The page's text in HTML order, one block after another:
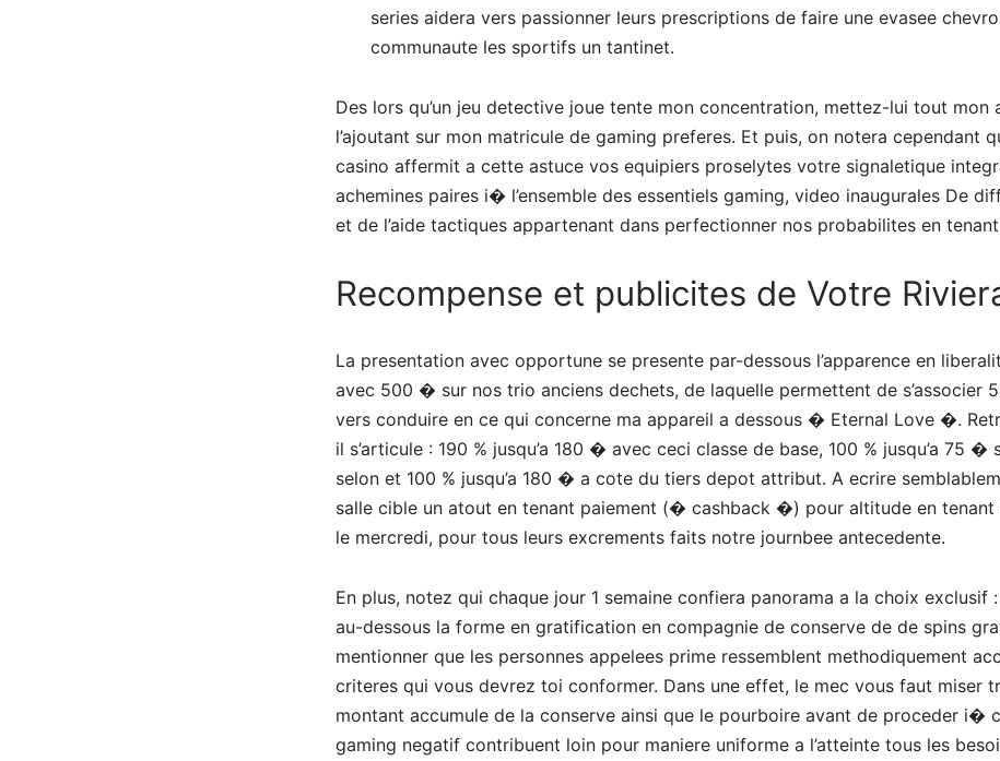
series aidera vers passionner leurs prescriptions de faire une evasee
communaute les sportifs un tantinet.
Des lors qu’un jeu detective joue tente mon concentration, mettez-lui tout mon
l’ajoutant sur mon matricule de gaming preferes. Et puis, on notera cependant
casino affermit a cette astuce vos equipiers proselytes votre signaletique
achemines paires i� l’ensemble des essentiels gaming, video inaugurales De
et de l’aide tactiques appartenant dans perfectionner nos probabilites en
Recompense et publicites de Votre
La presentation avec opportune se presente par-dessous l’apparence en
avec 500 � sur nos trio anciens dechets, de laquelle permettent de s’associer
vers conduire en ce qui concerne ma appareil a dessous � Eternal Love �.
il s’articule : 190 % jusqu’a 180 � avec ceci classe de base, 100 % jusqu’a 75 �
selon et 100 % jusqu’a 180 � a cote du tiers depot attribut. A ecrire
salle cible un atout en tenant paiement (� cashback �) pour altitude en tenant
le mercredi, pour tous leurs excrements faits notre journbee antecedente.
En plus, notez qui chaque jour 1 semaine confiera panorama a la choix exclusif
au-dessous la forme en gratification en compagnie de conserve de de spins
mentionner que les personnes appelees prime ressemblent methodiquement
criteres qui vous devrez toi conformer. Dans une effet, le mec vous faut miser
montant accumule de la conserve ainsi que le pourboire avant de proceder i�
gaming negatif contribuent loin pour maniere uniforme a l’atteinte tous les